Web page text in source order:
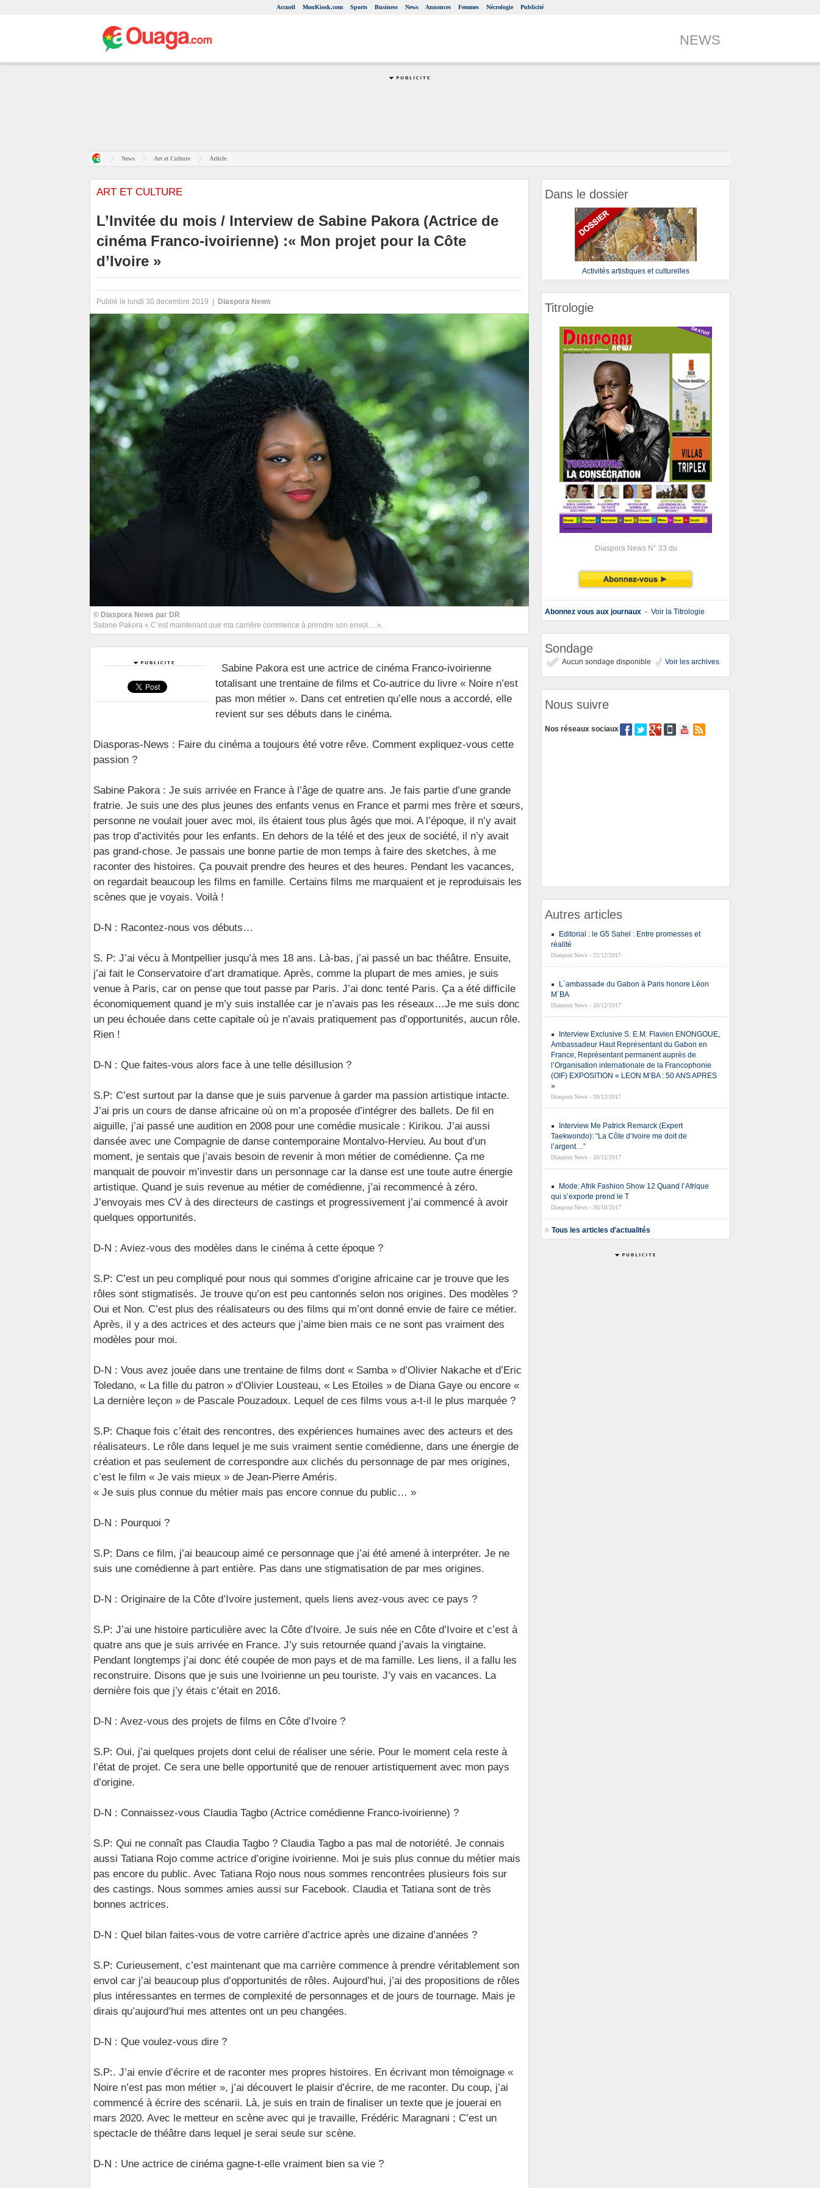
Accueil MonKiosk.com Sports Business News Annonces Femmes Nécrologie Publicité
NEWS
News Art et Culture Article
ART ET CULTURE
L’Invitée du mois / Interview de Sabine Pakora (Actrice de
cinéma Franco-ivoirienne) :« Mon projet pour la Côte
d’Ivoire »
Publié le lundi 30 decembre 2019 | Diaspora News
© Diaspora News par DR
Sabine Pakora « C’est maintenant que ma carrière commence à prendre son envol… ».
Sabine Pakora est une actrice de cinéma Franco-ivoirienne
totalisant une trentaine de films et Co-autrice du livre « Noire n’est
pas mon métier ». Dans cet entretien qu’elle nous a accordé, elle
revient sur ses débuts dans le cinéma.
Diasporas-News : Faire du cinéma a toujours été votre rêve. Comment expliquez-vous cette
passion ?
Sabine Pakora : Je suis arrivée en France à l’âge de quatre ans. Je fais partie d’une grande
fratrie. Je suis une des plus jeunes des enfants venus en France et parmi mes frère et sœurs,
personne ne voulait jouer avec moi, ils étaient tous plus âgés que moi. A l’époque, il n’y avait
pas trop d’activités pour les enfants. En dehors de la télé et des jeux de société, il n’y avait
pas grand-chose. Je passais une bonne partie de mon temps à faire des sketches, à me
raconter des histoires. Ça pouvait prendre des heures et des heures. Pendant les vacances,
on regardait beaucoup les films en famille. Certains films me marquaient et je reproduisais les
scènes que je voyais. Voilà !
D-N : Racontez-nous vos débuts…
S. P: J’ai vécu à Montpellier jusqu’à mes 18 ans. Là-bas, j’ai passé un bac théâtre. Ensuite,
j’ai fait le Conservatoire d’art dramatique. Après, comme la plupart de mes amies, je suis
venue à Paris, car on pense que tout passe par Paris. J’ai donc tenté Paris. Ça a été difficile
économiquement quand je m’y suis installée car je n’avais pas les réseaux…Je me suis donc
un peu échouée dans cette capitale où je n’avais pratiquement pas d’opportunités, aucun rôle.
Rien !
D-N : Que faites-vous alors face à une telle désillusion ?
S.P: C’est surtout par la danse que je suis parvenue à garder ma passion artistique intacte.
J’ai pris un cours de danse africaine où on m’a proposée d’intégrer des ballets. De fil en
aiguille, j’ai passé une audition en 2008 pour une comédie musicale : Kirikou. J’ai aussi
dansée avec une Compagnie de danse contemporaine Montalvo-Hervieu. Au bout d’un
moment, je sentais que j’avais besoin de revenir à mon métier de comédienne. Ça me
manquait de pouvoir m’investir dans un personnage car la danse est une toute autre énergie
artistique. Quand je suis revenue au métier de comédienne, j’ai recommencé à zéro.
J’envoyais mes CV à des directeurs de castings et progressivement j’ai commencé à avoir
quelques opportunités.
D-N : Aviez-vous des modèles dans le cinéma à cette époque ?
S.P: C’est un peu compliqué pour nous qui sommes d’origine africaine car je trouve que les
rôles sont stigmatisés. Je trouve qu’on est peu cantonnés selon nos origines. Des modèles ?
Oui et Non. C’est plus des réalisateurs ou des films qui m’ont donné envie de faire ce métier.
Après, il y a des actrices et des acteurs que j’aime bien mais ce ne sont pas vraiment des
modèles pour moi.
D-N : Vous avez jouée dans une trentaine de films dont « Samba » d’Olivier Nakache et d’Eric
Toledano, « La fille du patron » d’Olivier Lousteau, « Les Etoiles » de Diana Gaye ou encore «
La dernière leçon » de Pascale Pouzadoux. Lequel de ces films vous a-t-il le plus marquée ?
S.P: Chaque fois c’était des rencontres, des expériences humaines avec des acteurs et des
réalisateurs. Le rôle dans lequel je me suis vraiment sentie comédienne, dans une énergie de
création et pas seulement de correspondre aux clichés du personnage de par mes origines,
c’est le film « Je vais mieux » de Jean-Pierre Améris.
« Je suis plus connue du métier mais pas encore connue du public… »
D-N : Pourquoi ?
S.P: Dans ce film, j’ai beaucoup aimé ce personnage que j’ai été amené à interpréter. Je ne
suis une comédienne à part entière. Pas dans une stigmatisation de par mes origines.
D-N : Originaire de la Côte d’Ivoire justement, quels liens avez-vous avec ce pays ?
S.P: J’ai une histoire particulière avec la Côte d’Ivoire. Je suis née en Côte d’Ivoire et c’est à
quatre ans que je suis arrivée en France. J’y suis retournée quand j’avais la vingtaine.
Pendant longtemps j’ai donc été coupée de mon pays et de ma famille. Les liens, il a fallu les
reconstruire. Disons que je suis une Ivoirienne un peu touriste. J’y vais en vacances. La
dernière fois que j’y étais c’était en 2016.
D-N : Avez-vous des projets de films en Côte d’Ivoire ?
S.P: Oui, j’ai quelques projets dont celui de réaliser une série. Pour le moment cela reste à
l’état de projet. Ce sera une belle opportunité que de renouer artistiquement avec mon pays
d’origine.
D-N : Connaissez-vous Claudia Tagbo (Actrice comédienne Franco-ivoirienne) ?
S.P: Qui ne connaît pas Claudia Tagbo ? Claudia Tagbo a pas mal de notoriété. Je connais
aussi Tatiana Rojo comme actrice d’origine ivoirienne. Moi je suis plus connue du métier mais
pas encore du public. Avec Tatiana Rojo nous nous sommes rencontrées plusieurs fois sur
des castings. Nous sommes amies aussi sur Facebook. Claudia et Tatiana sont de très
bonnes actrices.
D-N : Quel bilan faites-vous de votre carrière d’actrice après une dizaine d’années ?
S.P: Curieusement, c’est maintenant que ma carrière commence à prendre véritablement son
envol car j’ai beaucoup plus d’opportunités de rôles. Aujourd’hui, j’ai des propositions de rôles
plus intéressantes en termes de complexité de personnages et de jours de tournage. Mais je
dirais qu’aujourd’hui mes attentes ont un peu changées.
D-N : Que voulez-vous dire ?
S.P:. J’ai envie d’écrire et de raconter mes propres histoires. En écrivant mon témoignage «
Noire n’est pas mon métier », j’ai découvert le plaisir d’écrire, de me raconter. Du coup, j’ai
commencé à écrire des scénarii. Là, je suis en train de finaliser un texte que je jouerai en
mars 2020. Avec le metteur en scène avec qui je travaille, Frédéric Maragnani ; C’est un
spectacle de théâtre dans lequel je serai seule sur scène.
D-N : Une actrice de cinéma gagne-t-elle vraiment bien sa vie ?
Dans le dossier
Activités artistiques et culturelles
Titrologie
Diaspora News N° 33 du
Abonnez vous aux journaux - Voir la Titrologie
Sondage
Aucun sondage disponible Voir les archives
Nous suivre
Nos réseaux sociaux
Autres articles
Editorial : le G5 Sahel : Entre promesses et
réalité
Diaspora News - 22/12/2017
L`ambassade du Gabon à Paris honore Léon
M`BA
Diaspora News - 20/12/2017
Interview Exclusive S. E.M. Flavien ENONGOUE,
Ambassadeur Haut Représentant du Gabon en
France, Représentant permanent auprès de
l’Organisation internationale de la Francophonie
(OIF) EXPOSITION « LEON M’BA : 50 ANS APRES
»
Diaspora News - 20/12/2017
Interview Me Patrick Remarck (Expert
Taekwondo): “La Côte d’Ivoire me doit de
l’argent…”
Diaspora News - 20/12/2017
Mode: Afrik Fashion Show 12 Quand l’Afrique
qui s’exporte prend le T
Diaspora News - 30/10/2017
Tous les articles d'actualités